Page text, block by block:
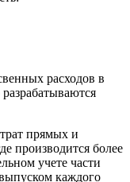
расходов в
прямых и
производится более
учете части
каждого